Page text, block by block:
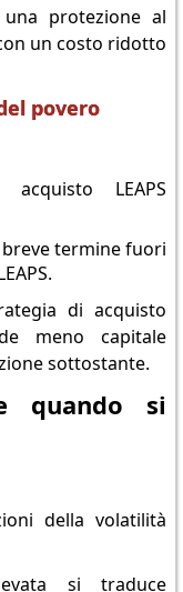
protezione al
un costo ridotto
povero
LEAPS
termine fuori
di acquisto
meno capitale
sottostante.
quando si
della volatilità
si traduce